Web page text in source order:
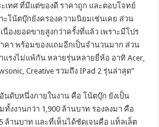
เทศ ที่มีแต่ของดี ราคาถูก และตอบโจทย์
ะโน้ตบุ๊กยังครองความนิยมเช่นเคย ส่วน
องยอดขายสูงกว่าครั้งที่แล้ว เพราะมีโปร
คา พร้อมของแถมอีกเป็นจำนวนมาก ส่วน
รงไม่แพ้กัน หลายรุ่นหลายยี่ห้อ อาทิ Acer,
Creative รวมถึง IPad 2 รุ่นล่าสุด”
ดับหนึ่งภายในงาน คือ โน้ตบุ๊ก ยังเป็น
งงานกว่า 1,900 ล้านบาท รองลงมา คือ
ล้านบาท และที่เห็นได้ชัดเจนคือ แท็ลเล็ต